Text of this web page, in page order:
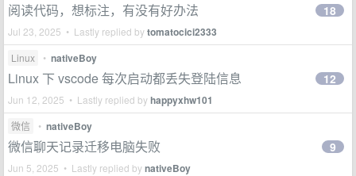
阅读代码，想标注，有没有好办法
Jul 23, 2025 • Lastly replied bytomatocici2333
18
Linux • nativeBoy
Linux 下 vscode 每次启动都丢失登陆信息
Jun 12, 2025 • Lastly replied byhappyxhw101
12
微信 • nativeBoy
微信聊天记录迁移电脑失败
Jun 5, 2025 • Lastly replied bynativeBoy
9